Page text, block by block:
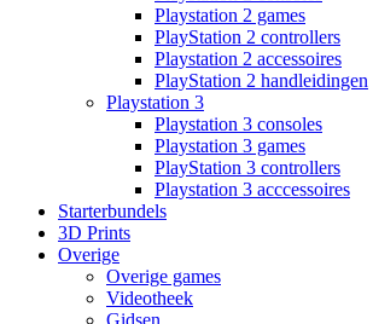
Playstation 2 games
PlayStation 2 controllers
Playstation 2 accessoires
PlayStation 2 handleidingen
Playstation 3
Playstation 3 consoles
Playstation 3 games
PlayStation 3 controllers
Playstation 3 acccessoires
Starterbundels
3D Prints
Overige
Overige games
Videotheek
Gidsen